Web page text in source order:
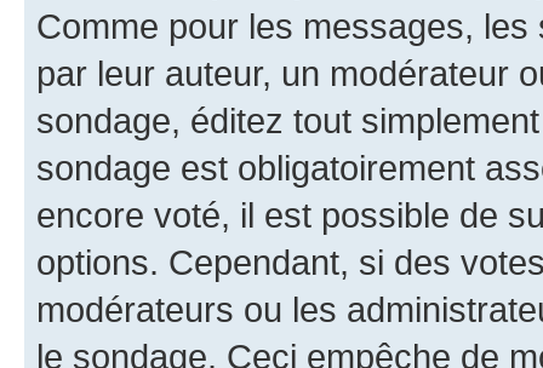
Comme pour les messages,
par leur auteur, un modérateur
sondage, éditez tout
sondage est obligatoirement
encore voté, il est possible de
options. Cependant, si des
modérateurs ou les
le sondage. Ceci empêche de